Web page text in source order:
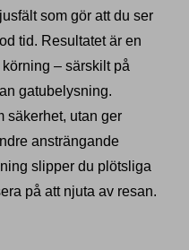
som gör att du ser
tid. Resultatet är en
– särskilt på
gatubelysning.
säkerhet, utan ger
ansträngande
slipper du plötsliga
på att njuta av resan.